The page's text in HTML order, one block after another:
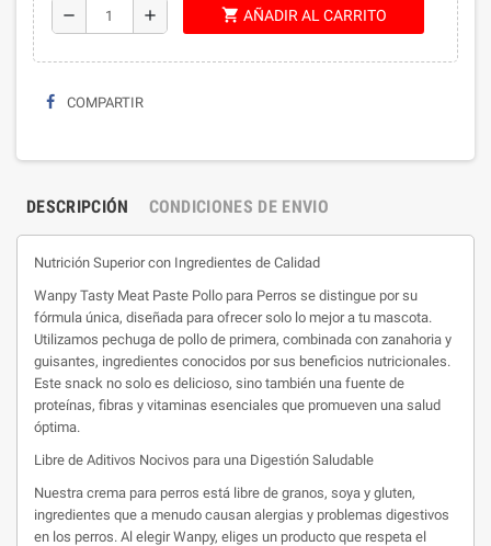
remove add shopping_cart AÑADIR AL CARRITO
COMPARTIR
DESCRIPCIÓN CONDICIONES DE ENVIO
Nutrición Superior con Ingredientes de Calidad
Wanpy Tasty Meat Paste Pollo para Perros se distingue por su
fórmula única, diseñada para ofrecer solo lo mejor a tu mascota.
Utilizamos pechuga de pollo de primera, combinada con zanahoria y
guisantes, ingredientes conocidos por sus beneficios nutricionales.
Este snack no solo es delicioso, sino también una fuente de
proteínas, fibras y vitaminas esenciales que promueven una salud
óptima.
Libre de Aditivos Nocivos para una Digestión Saludable
Nuestra crema para perros está libre de granos, soya y gluten,
ingredientes que a menudo causan alergias y problemas digestivos
en los perros. Al elegir Wanpy, eliges un producto que respeta el